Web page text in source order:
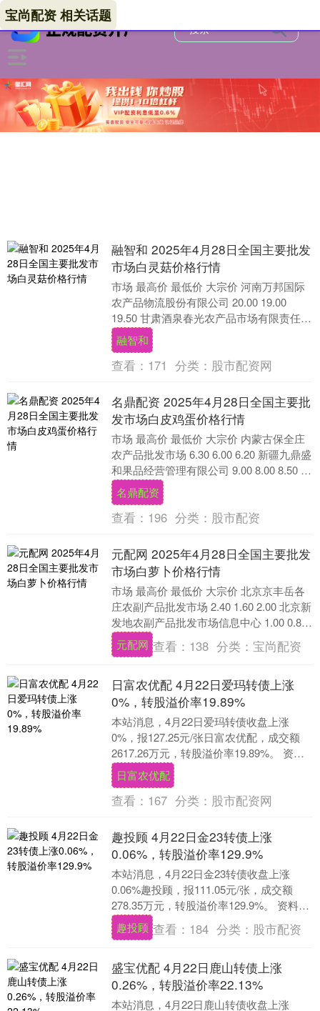
宝尚配资 相关话题
融智和 2025年4月28日全国主要批发
市场白灵菇价格行情
市场 最高价 最低价 大宗价 河南万邦国际
农产品物流股份有限公司 20.00 19.00
19.50 甘肃酒泉春光农产品市场有限责任公
司 18.50 17.00....
融智和
查看： 171 分类： 股市配资网
名鼎配资 2025年4月28日全国主要批
发市场白皮鸡蛋价格行情
市场 最高价 最低价 大宗价 内蒙古保全庄
农产品批发市场 6.30 6.00 6.20 新疆九鼎盛
和果品经营管理有限公司 9.00 8.00 8.50 新
疆克拉....
名鼎配资
查看： 196 分类： 股市配资
元配网 2025年4月28日全国主要批发
市场白萝卜价格行情
市场 最高价 最低价 大宗价 北京京丰岳各
庄农副产品批发市场 2.40 1.60 2.00 北京新
发地农副产品批发市场信息中心 1.00 0.80
0.90 北....
元配网 查看： 138 分类： 宝尚配资
日富农优配 4月22日爱玛转债上涨
0%，转股溢价率19.89%
本站消息，4月22日爱玛转债收盘上涨
0%，报127.25元/张日富农优配，成交额
2617.26万元，转股溢价率19.89%。 资料
显示，爱玛转债信用级别为“AA....
日富农优配
查看： 167 分类： 股市配资网
趣投顾 4月22日金23转债上涨
0.06%，转股溢价率129.9%
本站消息，4月22日金23转债收盘上涨
0.06%趣投顾，报111.05元/张，成交额
278.35万元，转股溢价率129.9%。 资料显
示，金23转债信用级别为“....
趣投顾 查看： 184 分类： 股市配资
盛宝优配 4月22日鹿山转债上涨
0.26%，转股溢价率22.13%
本站消息，4月22日鹿山转债收盘上涨